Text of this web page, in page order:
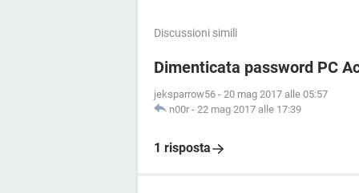
Discussioni simili
Dimenticata password PC
jeksparrow56 - 20 mag 2017 alle 05:57
n00r - 22 mag 2017 alle 17:39
1 risposta